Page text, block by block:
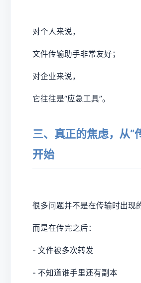
对个人来说，
文件传输助手非常友好；
对企业来说，
它往往是“应急工具”。
三、真正的焦虑，从“
开始
很多问题并不是在传输时出现
而是在传完之后：
- 文件被多次转发
- 不知道谁手里还有副本